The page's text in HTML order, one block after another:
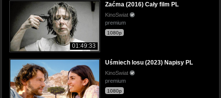
01:49:33
Zaćma (2016) Cały film PL
KinoSwiat
premium
1080p
Uśmiech losu (2023) Napisy PL
KinoSwiat
premium
1080p